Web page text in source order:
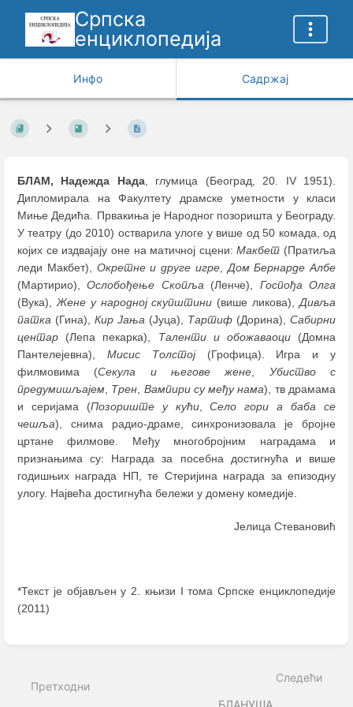
Српска
енциклопедија
Инфо Садржај
БЛАМ, Надежда Нада, глумица (Београд, 20. IV 1951).
Дипломирала на Факултету драмске уметности у класи
Миње Дедића. Првакиња је Народног позоришта у Београду.
У театру (до 2010) остварила улоге у више од 50 комада, од
којих се издвајају оне на матичној сцени:Макбет (Пратиља
леди Макбет), Окретне и друге игре,Дом Бернарде Албе
(Мартирио),Ослобођење Скопља(Ленче), Госпођа Олга
(Вука),Жене у народној скупштини (више ликова),Дивља
патка (Гина), Кир Јања (Јуца), Тартиф (Дорина), Сабирни
центар (Лепа пекарка), Таленти и обожаваоци(Домна
Пантелејевна), Мисис Толстој(Грофица). Игра и у
филмовима (Секула и његове жене, Убиство с
предумишљајем, Трен, Вампири су међу нама), тв драмама
и серијама (Позориште у кући,Село гори а баба се
чешља), снима радио-драме, синхронизовала је бројне
цртане филмове. Међу многобројним наградама и
признањима су: Награда за посебна достигнућа и више
годишњих награда НП, те Стеријина награда за епизодну
улогу. Највећа достигнућа бележи у домену комедије.
Јелица Стевановић
*Текст је објављен у 2. књизи I тома Српске енциклопедије
(2011)
mode
Претходни
Следећи